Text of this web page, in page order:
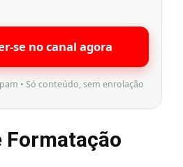
se no canal agora
• Só conteúdo, sem enrolação
Formatação